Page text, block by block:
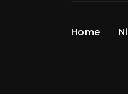
Home